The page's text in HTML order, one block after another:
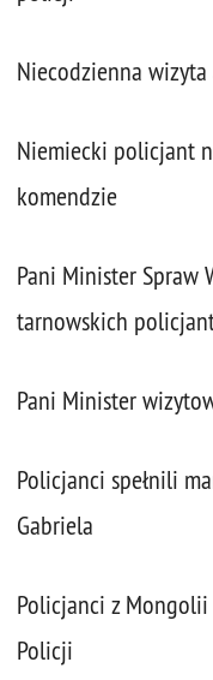
Niecodzienna
Niemiecki policjant
komendzie
Pani Minister Spraw
tarnowskich
Pani Minister
Policjanci spełnili
Gabriela
Policjanci z Mongolii
Policji